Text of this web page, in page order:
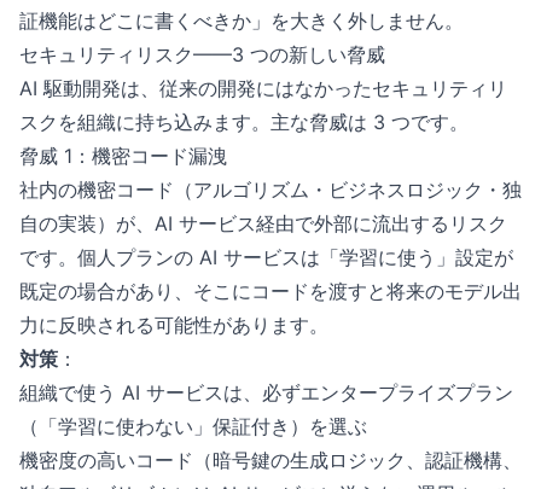
証機能はどこに書くべきか」を大きく外しません。
セキュリティリスク——3 つの新しい脅威
AI 駆動開発は、従来の開発にはなかったセキュリティリ
スクを組織に持ち込みます。主な脅威は 3 つです。
脅威 1：機密コード漏洩
社内の機密コード（アルゴリズム・ビジネスロジック・独
自の実装）が、AI サービス経由で外部に流出するリスク
です。個人プランの AI サービスは「学習に使う」設定が
既定の場合があり、そこにコードを渡すと将来のモデル出
力に反映される可能性があります。
対策 ：
組織で使う AI サービスは、必ずエンタープライズプラン
（「学習に使わない」保証付き）を選ぶ
機密度の高いコード（暗号鍵の生成ロジック、認証機構、